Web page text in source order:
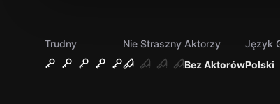
Trudny
Nie Straszny
Bez Aktorów
Aktorzy
Polski
Język